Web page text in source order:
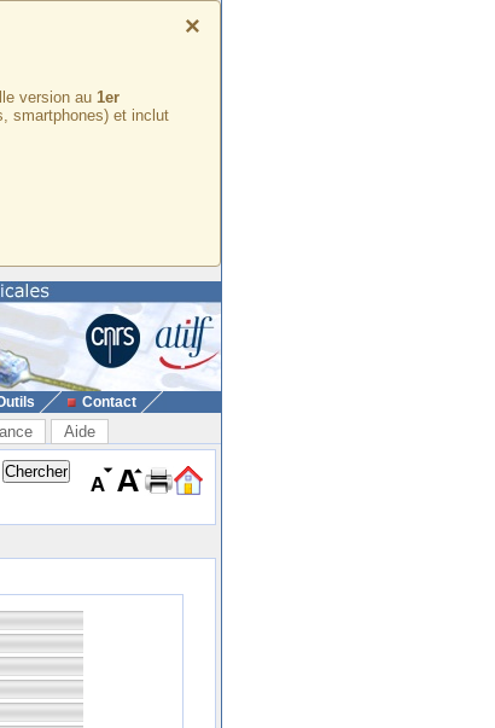
×
version au 1er
smartphones) et inclut
Contact
Aide